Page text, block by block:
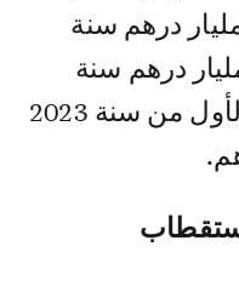
الصرف ، من 7.68 مليار درهم سنة
إلى أزيد من 14.48 مليار درهم سنة
2022 وبلغت في النصف الأول من سنة 2023